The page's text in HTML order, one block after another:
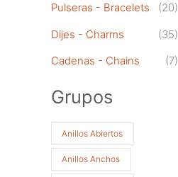
Pulseras - Bracelets
(20)
Dijes - Charms
(35)
Cadenas - Chains
(7)
Grupos
Anillos Abiertos
Anillos Anchos